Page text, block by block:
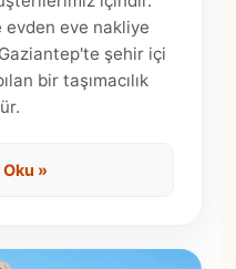
evden eve nakliye
şehir içi
bir taşımacılık
Oku »